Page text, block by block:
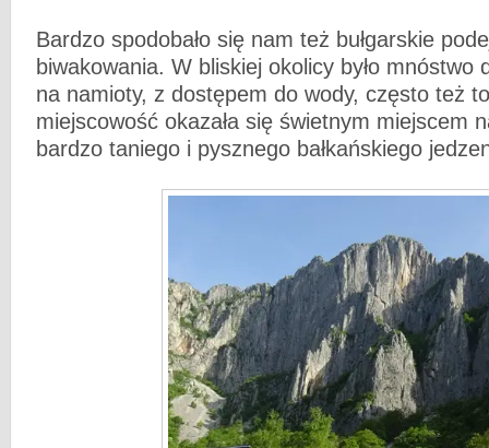
Bardzo spodobało się nam też bułgarskie
biwakowania. W bliskiej okolicy było mnóstwo
na namioty, z dostępem do wody, często też
miejscowość okazała się świetnym miejscem
bardzo taniego i pysznego bałkańskiego